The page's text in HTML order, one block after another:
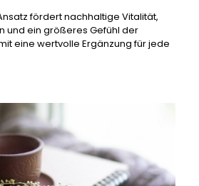
fördert nachhaltige Vitalität,
und ein größeres Gefühl der
eine wertvolle Ergänzung für jede